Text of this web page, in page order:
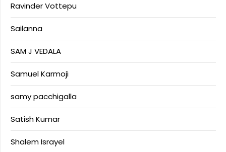
Ravinder Vottepu
Sailanna
SAM J VEDALA
Samuel Karmoji
samy pacchigalla
Satish Kumar
Shalem Israyel